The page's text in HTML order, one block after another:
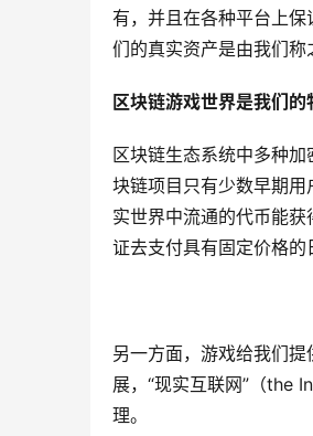
有，并且在各种平台上
们的真实资产是由我们称
区块链游戏世界是我们的
区块链生态系统中多种
块链项目只有少数早期
实世界中流通的代币能
证去支付具有固定价格的
另一方面，游戏给我们
展，“现实互联网”（the
理。